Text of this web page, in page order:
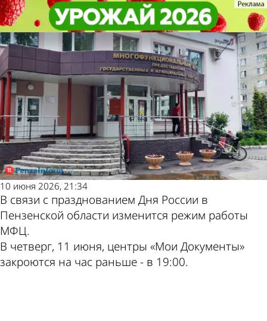
Опубликован график работы
МФЦ в праздничные дни
Общество
10 июня 2026, 21:34
В связи с празднованием Дня России в
Пензенской области изменится режим работы
МФЦ.
В четверг, 11 июня, центры «Мои Документы»
закроются на час раньше - в 19:00.
Опубликован график работы
МФЦ в праздничные дни
Общество
Другие новости по
теме
Погода и курсы
валют в Пензе